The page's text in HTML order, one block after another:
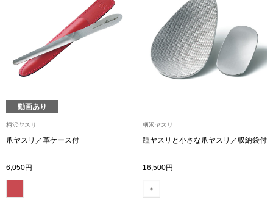
トレーナー／
セーター／カ
ベスト
動画あり
柄沢ヤスリ
爪ヤスリ／革ケース付
6,050円
柄沢ヤスリ
踵ヤスリと小さな爪ヤスリ／収納袋付
16,500円